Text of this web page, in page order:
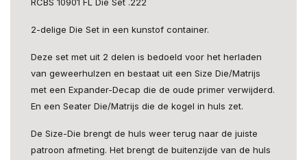
2-delige Die Set in een kunstof container.
Deze set met uit 2 delen is bedoeld voor het herladen
van geweerhulzen en bestaat uit een Size Die/Matrijs
met een Expander-Decap die de oude primer verwijderd.
En een Seater Die/Matrijs die de kogel in huls zet.
De Size-Die brengt de huls weer terug naar de juiste
patroon afmeting. Het brengt de buitenzijde van de huls